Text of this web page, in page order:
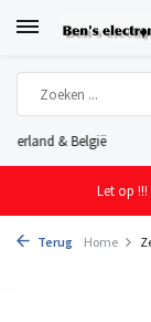
Geleverd
Let op
Terug Home